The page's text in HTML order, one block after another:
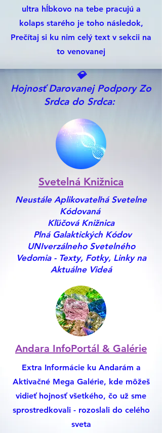
ultra hĺbkovo na tebe pracujú a
kolaps starého je toho následok,
Prečítaj si ku nim celý text v sekcii na
to venovanej
💎
Hojnosť Darovanej Podpory Zo
Srdca do Srdca:
Svetelná Knižnica
Neustále Aplikovateľná Svetelne
Kódovaná
Kľúčová Knižnica
Plná Galaktických Kódov
UNIverzálneho Svetelného
Vedomia - Texty, Fotky, Linky na
Aktuálne Videá
Andara InfoPortál & Galérie
Extra Informácie ku Andarám a
Aktivačné Mega Galérie, kde môžeš
vidieť hojnosť všetkého, čo už sme
sprostredkovali - rozoslali do celého
sveta